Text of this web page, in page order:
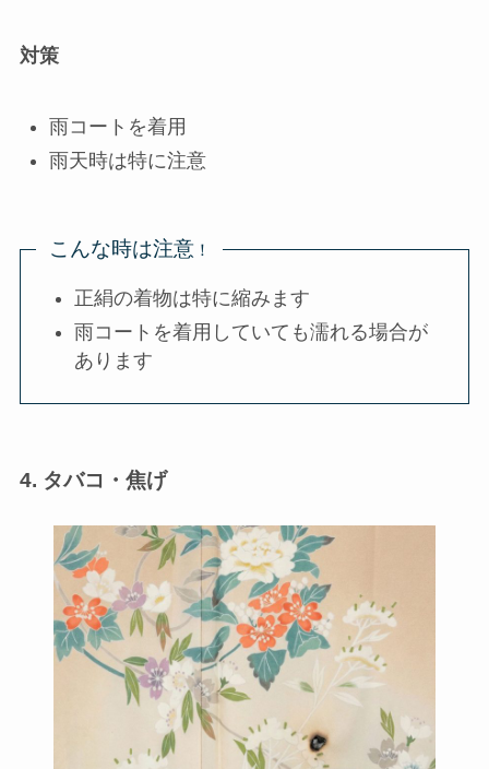
対策
雨コートを着用
雨天時は特に注意
こんな時は注意！
正絹の着物は特に縮みます
雨コートを着用していても濡れる場合が
あります
4. タバコ・焦げ